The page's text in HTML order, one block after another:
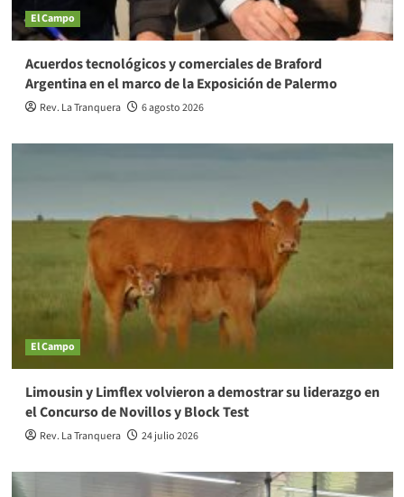
El Campo
Acuerdos tecnológicos y comerciales de Braford
Argentina en el marco de la Exposición de Palermo
Rev. La Tranquera 6 agosto 2026
El Campo
Limousin y Limflex volvieron a demostrar su liderazgo en
el Concurso de Novillos y Block Test
Rev. La Tranquera 24 julio 2026